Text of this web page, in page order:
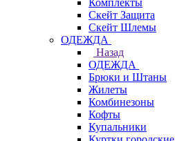
Комплекты
Скейт Защита
Скейт Шлемы
ОДЕЖДА
Назад
ОДЕЖДА
Брюки и Штаны
Жилеты
Комбинезоны
Кофты
Купальники